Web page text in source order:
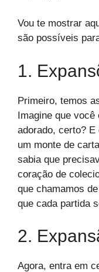
Vou te mostrar
são possíveis
1.
Primeiro, temos
Imagine que você
adorado, certo?
um monte de
sabia que
coração de
que chamamos
que cada partida
2.
Agora, entra em